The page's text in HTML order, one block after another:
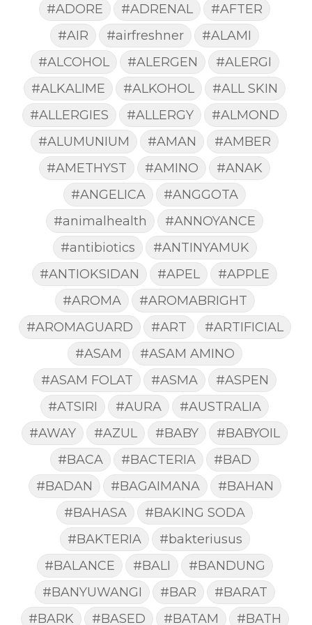
#ADORE #ADRENAL
#AFTER
#AIR
#airfreshner
#ALAMI
#ALCOHOL
#ALERGEN
#ALERGI
#ALKALIME
#ALKOHOL
#ALL SKIN
#ALLERGIES
#ALLERGY
#ALMOND
#ALUMUNIUM
#AMAN
#AMBER
#AMETHYST
#AMINO
#ANAK
#ANGELICA
#ANGGOTA
#animalhealth
#ANNOYANCE
#antibiotics
#ANTINYAMUK
#ANTIOKSIDAN
#APEL
#APPLE
#AROMA
#AROMABRIGHT
#AROMAGUARD
#ART
#ARTIFICIAL
#ASAM
#ASAM AMINO
#ASAM FOLAT
#ASMA
#ASPEN
#ATSIRI
#AURA
#AUSTRALIA
#AWAY
#AZUL #BABY
#BABYOIL
#BACA
#BACTERIA
#BAD
#BADAN
#BAGAIMANA
#BAHAN
#BAHASA
#BAKING SODA
#BAKTERIA
#bakteriusus
#BALANCE
#BALI
#BANDUNG
#BANYUWANGI
#BAR
#BARAT
#BARK
#BASED #BATAM
#BATH